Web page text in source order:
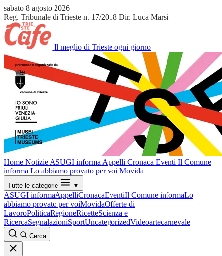
sabato 8 agosto 2026
Reg. Tribunale di Trieste n. 17/2018 Dir. Luca Marsi
Il meglio di Trieste ogni giorno
Home Notizie ASUGI informa Appelli Cronaca Eventi Il Comune
informa Lo abbiamo provato per voi Movida
Tutte le categorie ▼
ASUGI informaAppelliCronacaEventiIl Comune informaLo
abbiamo provato per voiMovidaOfferte di
LavoroPoliticaRegioneRicetteScienza e
RicercaSegnalazioniSportUncategorizedVideoartecarnevale
Cerca